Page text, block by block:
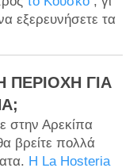
εξερευνήσετε τα
ΠΕΡΙΟΧΉ ΓΙΑ
στην Αρεκίπα
βρείτε πολλά
Η La Hosteria